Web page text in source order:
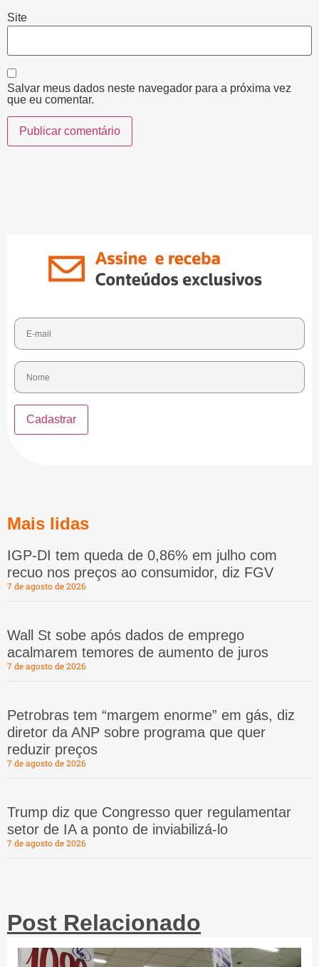
Site
Salvar meus dados neste navegador para a próxima vez
que eu comentar.
Mais lidas
IGP-DI tem queda de 0,86% em julho com
recuo nos preços ao consumidor, diz FGV
7 de agosto de 2026
Wall St sobe após dados de emprego
acalmarem temores de aumento de juros
7 de agosto de 2026
Petrobras tem “margem enorme” em gás, diz
diretor da ANP sobre programa que quer
reduzir preços
7 de agosto de 2026
Trump diz que Congresso quer regulamentar
setor de IA a ponto de inviabilizá-lo
7 de agosto de 2026
Post Relacionado